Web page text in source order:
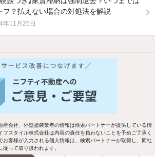
フ？払えない場合の対処法を解説
年11月25日
2階以上
独立洗面台
産会社、外壁塗装業者の情報は検索パートナーが提供している情
フスタイル株式会社は内容の責任を負わないことを予めご了承く
お客様が入力される個人情報は、検索パートナーが取得し、同社
って取り扱われます。